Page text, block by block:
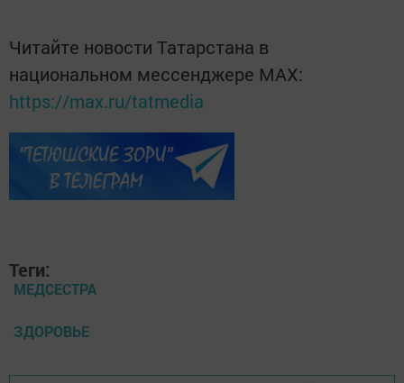
Читайте новости Татарстана в
национальном мессенджере MАХ:
https://max.ru/tatmedia
Теги:
МЕДСЕСТРА
ЗДОРОВЬЕ